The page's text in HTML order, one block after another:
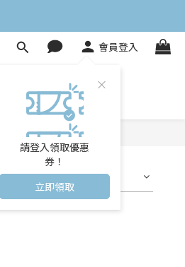
會員登入
請登入領取優惠
券！
立即領取
每頁顯示 24 個